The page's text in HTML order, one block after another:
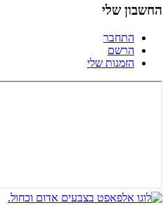
החשבון שלי
התחבר
הרשם
הזמנות שלי